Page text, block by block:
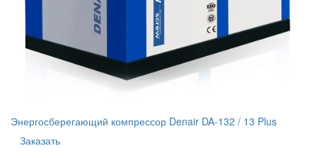
Энергосберегающий компрессор Denair DA-132 / 13 Plus
Заказать